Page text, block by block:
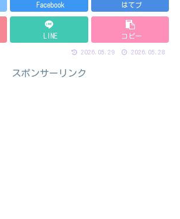
Facebook はてブ
LINE コピー
2026.05.29 2026.05.28
スポンサーリンク